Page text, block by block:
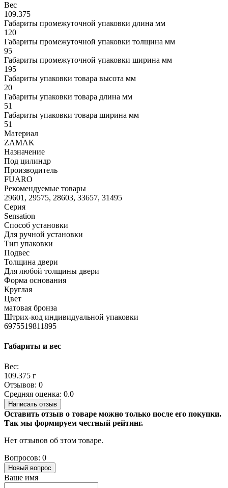
Вес
109.375
Габариты промежуточной упаковки длина мм
120
Габариты промежуточной упаковки толщина мм
95
Габариты промежуточной упаковки ширина мм
195
Габариты упаковки товара высота мм
20
Габариты упаковки товара длина мм
51
Габариты упаковки товара ширина мм
51
Материал
ZAMAK
Назначение
Под цилиндр
Производитель
FUARO
Рекомендуемые товары
29601, 29575, 28603, 33657, 31495
Серия
Sensation
Способ установки
Для ручной установки
Тип упаковки
Подвес
Толщина двери
Для любой толщины двери
Форма основания
Круглая
Цвет
матовая бронза
Штрих-код индивидуальной упаковки
6975519811895
Габариты и вес
Вес:
109.375 г
Отзывов: 0
Средняя оценка: 0.0
Написать отзыв
Оставить отзыв о товаре можно только после его покупки.
Так мы формируем честный рейтинг.
Нет отзывов об этом товаре.
Вопросов: 0
Новый вопрос
Ваше имя